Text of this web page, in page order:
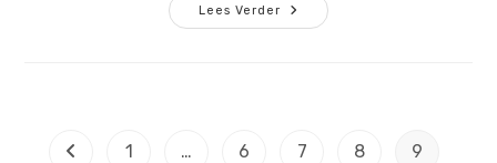
Lees Verder
Het
Belang
Naar vorige pagina
1 … 6 7 8 9